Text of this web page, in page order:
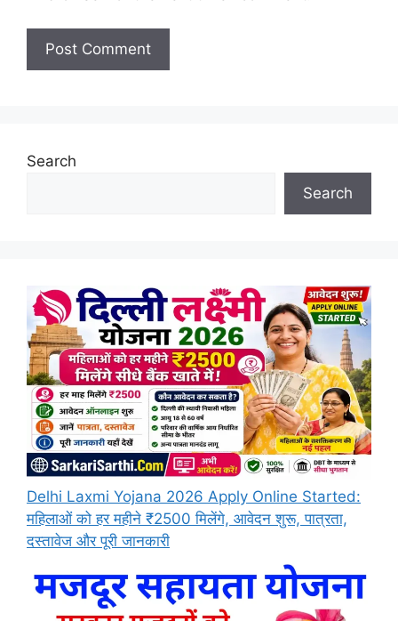
Search
Search
Delhi Laxmi Yojana 2026 Apply Online Started:
महिलाओं को हर महीने ₹2500 मिलेंगे, आवेदन शुरू, पात्रता,
दस्तावेज और पूरी जानकारी